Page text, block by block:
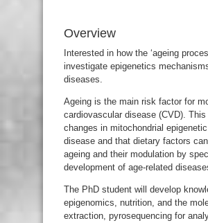
Overview
Interested in how the ‘ageing
investigate epigenetics
diseases.
Ageing is the main risk factor for
cardiovascular disease (CVD).
changes in mitochondrial
disease and that dietary factors
ageing and their modulation by
development of age-related
The PhD student will develop
epigenomics, nutrition, and the
extraction, pyrosequencing for